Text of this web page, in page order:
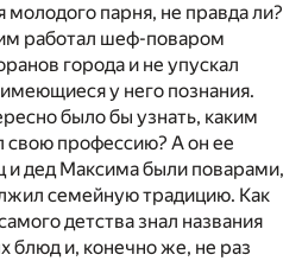
парня, не правда ли?
работал шеф-поваром
города и не упускал
у него познания.
было бы узнать, каким
профессию? А он ее
и дед Максима были поварами,
семейную традицию. Как
детства знал названия
блюд и, конечно же, не раз